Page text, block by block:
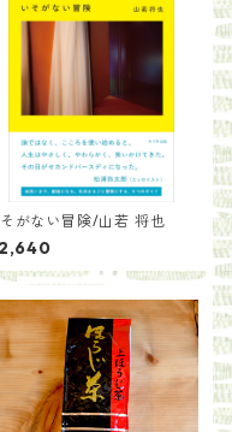
がない冒険/山若 将也